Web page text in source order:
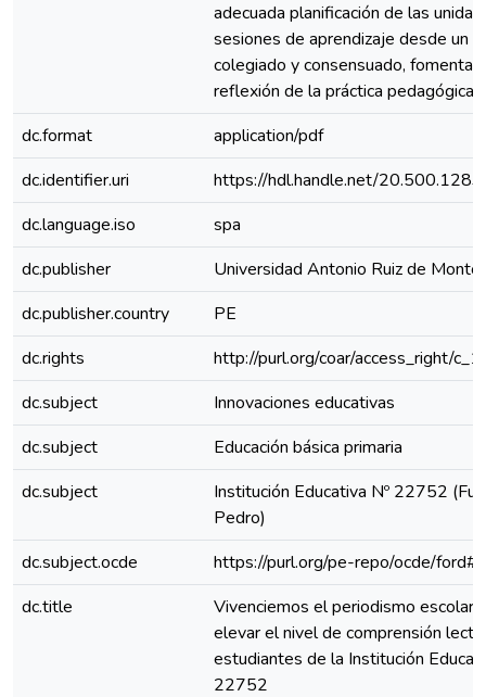
adecuada planificación de las
sesiones de aprendizaje desde un
colegiado y consensuado,
reflexión de la práctica pedagógica
dc.format
application/pdf
dc.identifier.uri
https://hdl.handle.net/
dc.language.iso
spa
dc.publisher
Universidad Antonio Ruiz de
dc.publisher.country
PE
dc.rights
http://purl.org/coar/access_right/
dc.subject
Innovaciones educativas
dc.subject
Educación básica primaria
dc.subject
Institución Educativa Nº 22752
Pedro)
dc.subject.ocde
https://purl.org/pe-repo/ocde/
dc.title
Vivenciemos el periodismo escolar
elevar el nivel de comprensión
estudiantes de la Institución
22752